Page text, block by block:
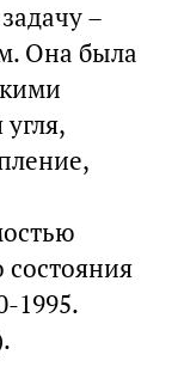
–
Она была
состояния
1995.